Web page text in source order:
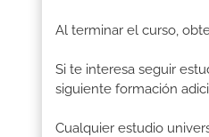
Al terminar el curso,
Si te interesa seguir
siguiente formación
Cualquier estudio